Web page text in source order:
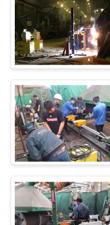
SKONTAKTUJ
SIĘ
NAMI
POPROSIĆ
WYCENĘ
Płyta
zużycie
Rury
zużycie